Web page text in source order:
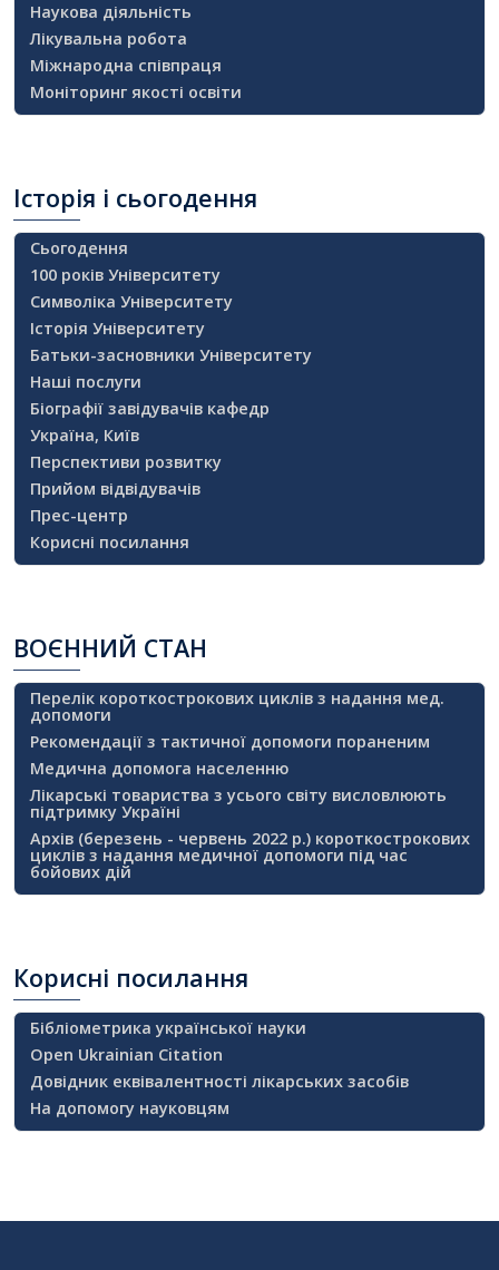
Наукова діяльність
Лікувальна робота
Міжнародна співпраця
Моніторинг якості освіти
Історія і сьогодення
Сьогодення
100 років Університету
Символіка Університету
Історія Університету
Батьки-засновники Університету
Наші послуги
Біографії завідувачів кафедр
Україна, Київ
Перспективи розвитку
Прийом відвідувачів
Прес-центр
Корисні посилання
ВОЄННИЙ СТАН
Перелік короткострокових циклів з надання мед.
допомоги
Рекомендації з тактичної допомоги пораненим
Медична допомога населенню
Лікарські товариства з усього світу висловлюють
підтримку Україні
Архів (березень - червень 2022 р.) короткострокових
циклів з надання медичної допомоги під час
бойових дій
Корисні посилання
Бібліометрика української науки
Open Ukrainian Citation
Довідник еквівалентності лікарських засобів
На допомогу науковцям